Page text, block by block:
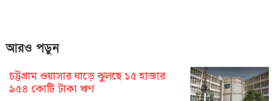
আরও পড়ুন
চট্টগ্রাম ওয়াসার ঘাড়ে ঝুলছে ১৫ হাজার
৯৫৪ কোটি টাকা ঋণ